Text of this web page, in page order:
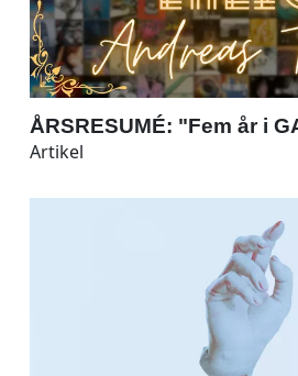
ÅRSRESUMÉ: "Fem år i
Artikel